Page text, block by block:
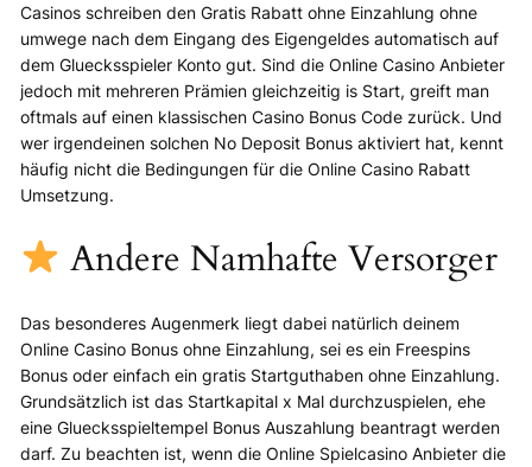
Casinos schreiben den Gratis Rabatt ohne Einzahlung ohne
umwege nach dem Eingang des Eigengeldes automatisch auf
dem Gluecksspieler Konto gut. Sind die Online Casino Anbieter
jedoch mit mehreren Prämien gleichzeitig is Start, greift man
oftmals auf einen klassischen Casino Bonus Code zurück. Und
wer irgendeinen solchen No Deposit Bonus aktiviert hat, kennt
häufig nicht die Bedingungen für die Online Casino Rabatt
Umsetzung.
Andere Namhafte Versorger
Das besonderes Augenmerk liegt dabei natürlich deinem
Online Casino Bonus ohne Einzahlung, sei es ein Freespins
Bonus oder einfach ein gratis Startguthaben ohne Einzahlung.
Grundsätzlich ist das Startkapital x Mal durchzuspielen, ehe
eine Gluecksspieltempel Bonus Auszahlung beantragt werden
darf. Zu beachten ist, wenn die Online Spielcasino Anbieter die